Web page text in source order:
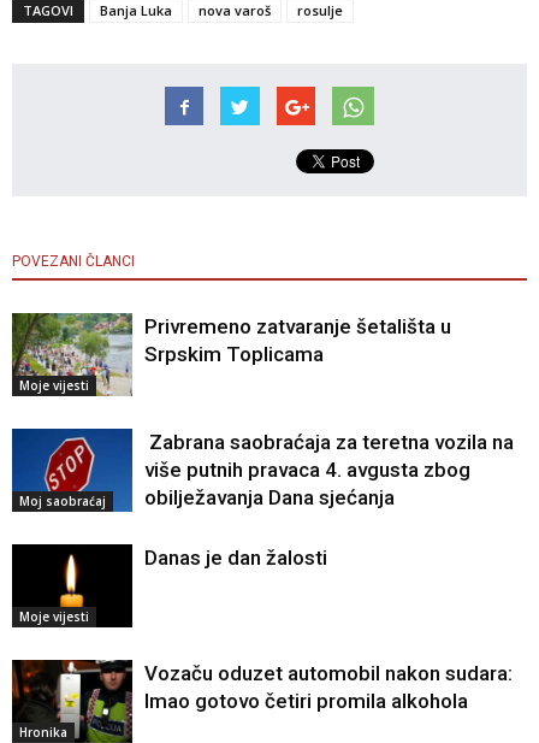
TAGOVI Banja Luka nova varoš rosulje
POVEZANI ČLANCI
Moje vijesti
Privremeno zatvaranje šetališta u
Srpskim Toplicama
Moj saobraćaj
Zabrana saobraćaja za teretna vozila na
više putnih pravaca 4. avgusta zbog
obilježavanja Dana sjećanja
Moje vijesti
Danas je dan žalosti
Hronika
Vozaču oduzet automobil nakon sudara:
Imao gotovo četiri promila alkohola